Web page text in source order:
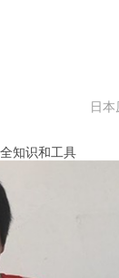
日
知识和工具